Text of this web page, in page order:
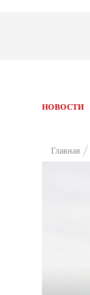
НОВОСТИ
Главная